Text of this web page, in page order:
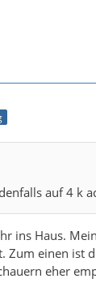
auf 4 k
ins Haus.
Zum einen ist
eher